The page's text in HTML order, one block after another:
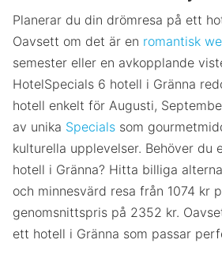
Planerar du din drömresa på ett
Oavsett om det är en romantisk
semester eller en avkopplande
HotelSpecials 6 hotell i Gränna
hotell enkelt för Augusti,
av unika Specials som
kulturella upplevelser. Behöver du
hotell i Gränna? Hitta billiga
och minnesvärd resa från 1074 kr
genomsnittspris på 2352 kr.
ett hotell i Gränna som passar